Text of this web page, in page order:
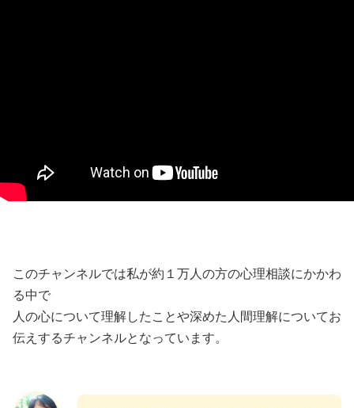
このチャンネルでは私が約１万人の方の心理相談にかかわ
る中で
人の心について理解したことや深めた人間理解についてお
伝えするチャンネルとなっています。